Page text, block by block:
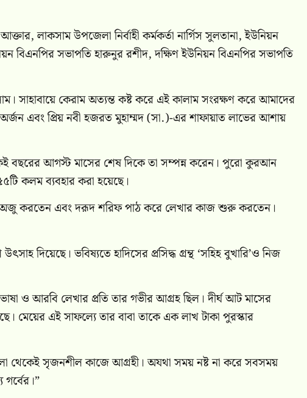
লাকসাম উপজেলা নির্বাহী কর্মকর্তা নার্গিস সুলতানা, ইউনিয়ন
বিএনপির সভাপতি হারুনুর রশীদ, দক্ষিণ ইউনিয়ন বিএনপির সভাপতি
সাহাবায়ে কেরাম অত্যন্ত কষ্ট করে এই কালাম সংরক্ষণ করে আমাদের
এবং প্রিয় নবী হজরত মুহাম্মদ (সা.)-এর শাফায়াত লাভের আশায়
বছরের আগস্ট মাসের শেষ দিকে তা সম্পন্ন করেন। পুরো কুরআন
কলম ব্যবহার করা হয়েছে।
অজু করতেন এবং দরূদ শরিফ পাঠ করে লেখার কাজ শুরু করতেন।
দিয়েছে। ভবিষ্যতে হাদিসের প্রসিদ্ধ গ্রন্থ ‘সহিহ বুখারি’ও নিজ
ও আরবি লেখার প্রতি তার গভীর আগ্রহ ছিল। দীর্ঘ আট মাসের
মেয়ের এই সাফল্যে তার বাবা তাকে এক লাখ টাকা পুরস্কার
থেকেই সৃজনশীল কাজে আগ্রহী। অযথা সময় নষ্ট না করে সবসময়